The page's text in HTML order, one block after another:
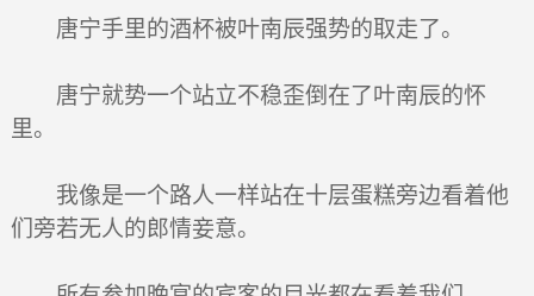
唐宁手里的酒杯被叶南辰强势的取走了。
唐宁就势一个站立不稳歪倒在了叶南辰的怀
里。
我像是一个路人一样站在十层蛋糕旁边看着他
们旁若无人的郎情妾意。